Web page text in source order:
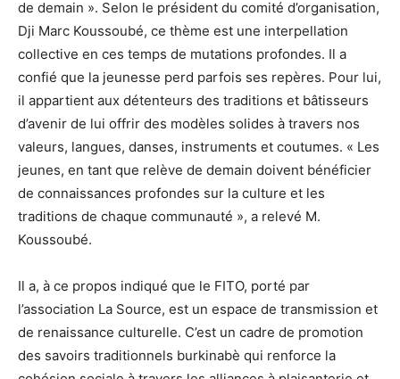
de demain ». Selon le président du comité d’organisation,
Dji Marc Koussoubé, ce thème est une interpellation
collective en ces temps de mutations profondes. Il a
confié que la jeunesse perd parfois ses repères. Pour lui,
il appartient aux détenteurs des traditions et bâtisseurs
d’avenir de lui offrir des modèles solides à travers nos
valeurs, langues, danses, instruments et coutumes. « Les
jeunes, en tant que relève de demain doivent bénéficier
de connaissances profondes sur la culture et les
traditions de chaque communauté », a relevé M.
Koussoubé.
Il a, à ce propos indiqué que le FITO, porté par
l’association La Source, est un espace de transmission et
de renaissance culturelle. C’est un cadre de promotion
des savoirs traditionnels burkinabè qui renforce la